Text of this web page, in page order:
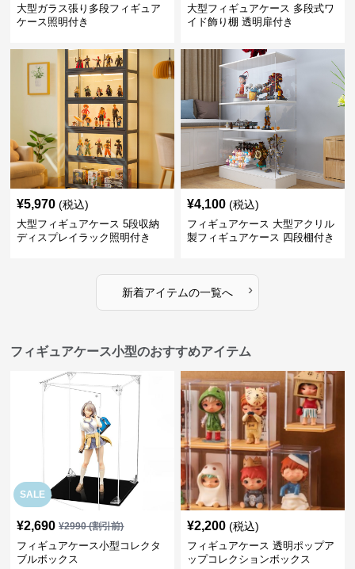
大型ガラス張り多段フィギュア
ケース照明付き
大型フィギュアケース 多段式ワ
イド飾り棚 透明扉付き
¥5,970 (税込)
大型フィギュアケース 5段収納
ディスプレイラック照明付き
¥4,100 (税込)
フィギュアケース 大型アクリル
製フィギュアケース 四段棚付き
新着アイテムの一覧へ ›
フィギュアケース小型のおすすめアイテム
SALE
¥2,690 ¥2990(割引前)
フィギュアケース小型コレクタ
ブルボックス
¥2,200 (税込)
フィギュアケース 透明ポップア
ップコレクションボックス